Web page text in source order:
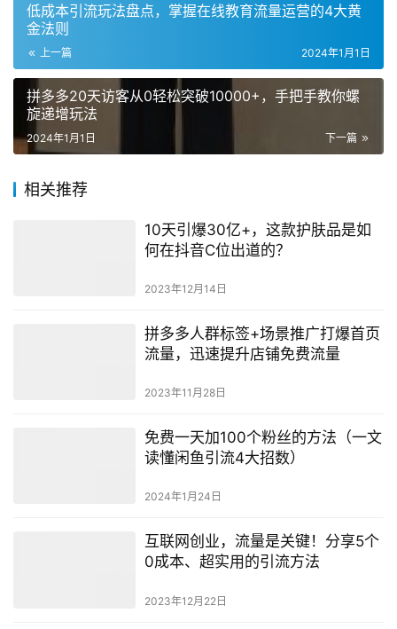
低成本引流玩法盘点，掌握在线教育流量运营的4大黄
金法则
上一篇 2024年1月1日
拼多多20天访客从0轻松突破10000+，手把手教你螺
旋递增玩法
下一篇
2024年1月1日
相关推荐
10天引爆30亿+，这款护肤品是如
何在抖音C位出道的？
2023年12月14日
拼多多人群标签+场景推广打爆首页
流量，迅速提升店铺免费流量
2023年11月28日
免费一天加100个粉丝的方法（一文
读懂闲鱼引流4大招数）
2024年1月24日
互联网创业，流量是关键！分享5个
0成本、超实用的引流方法
2023年12月22日